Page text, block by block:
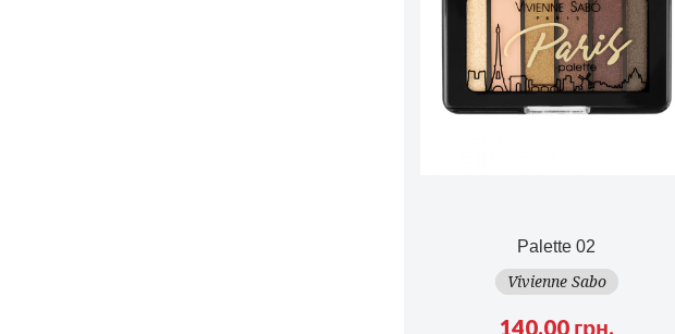
Palette 02
Vivienne Sabo
140.00 грн.